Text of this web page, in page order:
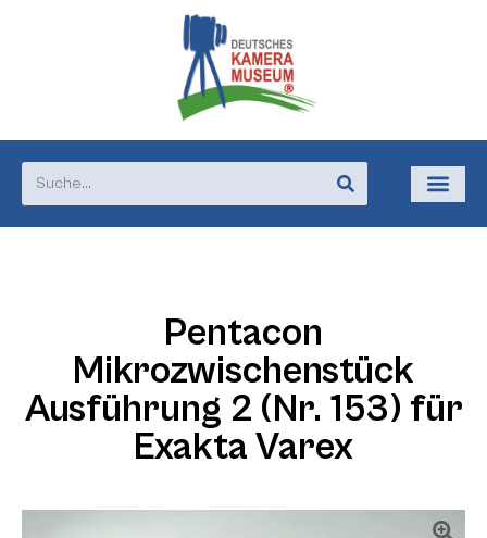
Pentacon
Mikrozwischenstück
Ausführung 2 (Nr. 153) für
Exakta Varex